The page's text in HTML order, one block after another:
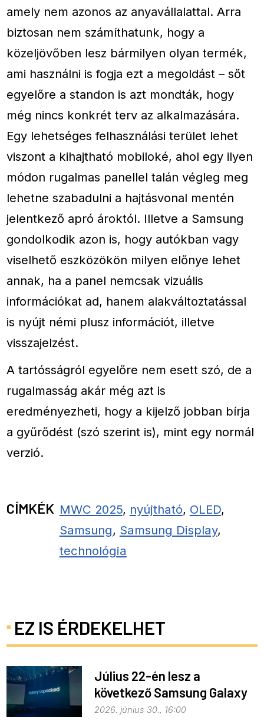
amely nem azonos az anyavállalattal. Arra
biztosan nem számíthatunk, hogy a
közeljövőben lesz bármilyen olyan termék,
ami használni is fogja ezt a megoldást – sőt
egyelőre a standon is azt mondták, hogy
még nincs konkrét terv az alkalmazására.
Egy lehetséges felhasználási terület lehet
viszont a kihajtható mobiloké, ahol egy ilyen
módon rugalmas panellel talán végleg meg
lehetne szabadulni a hajtásvonal mentén
jelentkező apró ároktól. Illetve a Samsung
gondolkodik azon is, hogy autókban vagy
viselhető eszközökön milyen előnye lehet
annak, ha a panel nemcsak vizuális
információkat ad, hanem alakváltoztatással
is nyújt némi plusz információt, illetve
visszajelzést.
A tartósságról egyelőre nem esett szó, de a
rugalmasság akár még azt is
eredményezheti, hogy a kijelző jobban bírja
a gyűrődést (szó szerint is), mint egy normál
verzió.
CÍMKÉK MWC 2025, nyújtható, OLED,
Samsung, Samsung Display,
technológia
EZ IS ÉRDEKELHET
Július 22-én lesz a
következő Samsung Galaxy
Unpacked – ez várható
2026. június 30., 16:00